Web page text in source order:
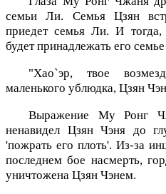
семьи Ли. Семья Цзян
приедет семья Ли. И
будет принадлежать его
"Хао`эр, твое
маленького ублюдка, Цзян
Выражение Му Ронг
ненавидел Цзян Чэня до
'пожрать его плоть'. Из-за
последнем бое насмерть,
уничтожена Цзян Чэнем.